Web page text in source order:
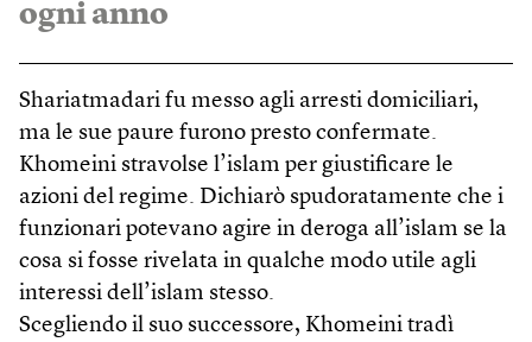
ogni anno
Shariatmadari fu messo agli arresti domiciliari,
ma le sue paure furono presto confermate.
Khomeini stravolse l’islam per giustificare le
azioni del regime. Dichiarò spudoratamente che i
funzionari potevano agire in deroga all’islam se la
cosa si fosse rivelata in qualche modo utile agli
interessi dell’islam stesso.
Scegliendo il suo successore, Khomeini tradì